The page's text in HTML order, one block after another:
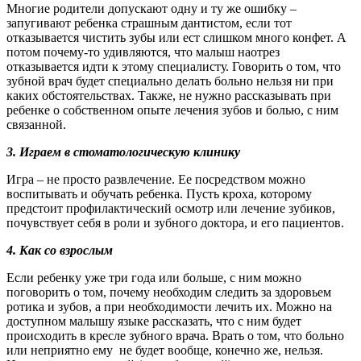
Многие родители допускают одну и ту же ошибку –
запугивают ребенка страшным дантистом, если тот
отказывается чистить зубы или ест слишком много конфет. А
потом почему-то удивляются, что малыш наотрез
отказывается идти к этому специалисту. Говорить о том, что
зубной врач будет специально делать больно нельзя ни при
каких обстоятельствах. Также, не нужно рассказывать при
ребенке о собственном опыте лечения зубов и болью, с ним
связанной.
3. Играем в стоматологическую клинику
Игра – не просто развлечение. Ее посредством можно
воспитывать и обучать ребенка. Пусть кроха, которому
предстоит профилактический осмотр или лечение зубиков,
почувствует себя в роли и зубного доктора, и его пациентов.
4. Как со взрослым
Если ребенку уже три года или больше, с ним можно
поговорить о том, почему необходим следить за здоровьем
ротика и зубов, а при необходимости лечить их. Можно на
доступном малышу языке рассказать, что с ним будет
происходить в кресле зубного врача. Врать о том, что больно
или неприятно ему не будет вообще, конечно же, нельзя.